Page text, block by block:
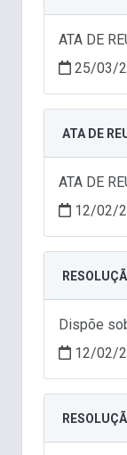
ATA DE
25/03/
ATA DE
ATA DE
12/02/
Dispõe
12/02/